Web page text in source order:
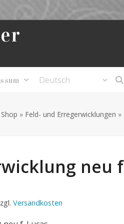
Shop » Feld- und Erregerwicklungen »
neu
Versandkosten